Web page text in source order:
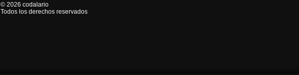
© 2026 codalario
Todos los derechos reservados